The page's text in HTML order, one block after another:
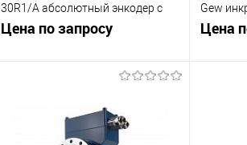
30R1/A абсолютный энкодер с
SSI интерфейсом
Цена по запросу
В корзину
Gew
угла
Цена